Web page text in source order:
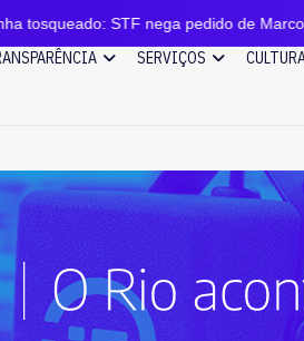
nega pedido de Marco Antônio para
SERVIÇOS